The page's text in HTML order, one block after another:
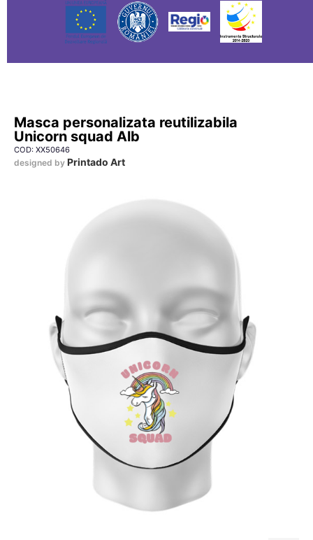
Masca personalizata reutilizabila
Unicorn squad Alb
COD: XX50646
designed by Printado Art